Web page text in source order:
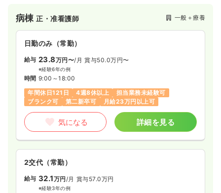
病棟正・准看護師 一般＋療養
日勤のみ（常勤）
給与 23.8万円〜/月 賞与50.0万円〜
※経験6年の例
時間 9:00～18:00
年間休日121日
4週8休以上
担当業務未経験可
ブランク可
第二新卒可 月給23万円以上可
気になる 詳細を見る
2交代（常勤）
給与 32.1万円/月 賞与57.0万円
※経験3年の例